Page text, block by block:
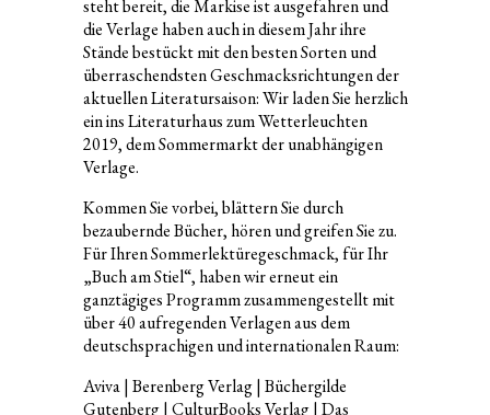
steht bereit, die Markise ist ausgefahren und
die Verlage haben auch in diesem Jahr ihre
Stände bestückt mit den besten Sorten und
überraschendsten Geschmacksrichtungen der
aktuellen Literatursaison: Wir laden Sie herzlich
ein ins Literaturhaus zum Wetterleuchten
2019, dem Sommermarkt der unabhängigen
Verlage.
Kommen Sie vorbei, blättern Sie durch
bezaubernde Bücher, hören und greifen Sie zu.
Für Ihren Sommerlektüregeschmack, für Ihr
„Buch am Stiel“, haben wir erneut ein
ganztägiges Programm zusammengestellt mit
über 40 aufregenden Verlagen aus dem
deutschsprachigen und internationalen Raum:
Aviva | Berenberg Verlag | Büchergilde
Gutenberg | CulturBooks Verlag | Das